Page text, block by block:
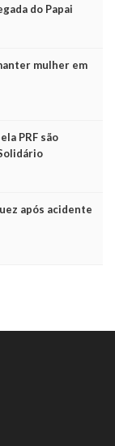
do Papai
mulher em
PRF são
após acidente